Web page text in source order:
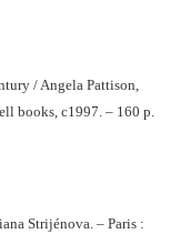
/ Angela Pattison,
books, c1997. – 160 p.
Strijénova. – Paris :